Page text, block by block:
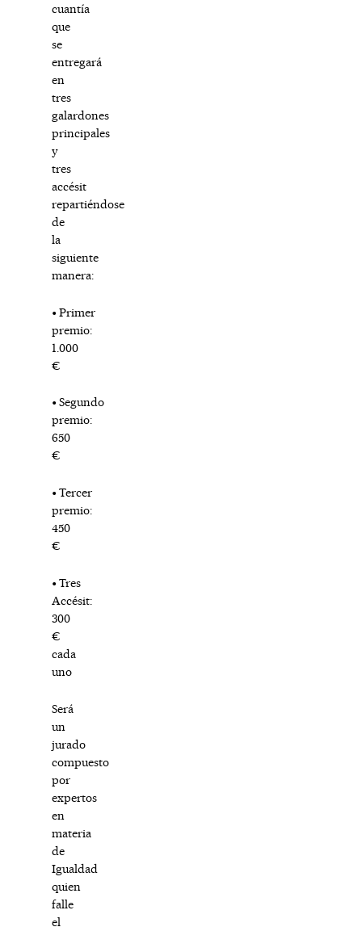
cuantía
que
se
entregará
en
tres
galardones
principales
y
tres
accésit
repartiéndose
de
la
siguiente
manera:
• Primer
premio:
1.000
€
• Segundo
premio:
650
€
• Tercer
premio:
450
€
• Tres
Accésit:
300
€
cada
uno
Será
un
jurado
compuesto
por
expertos
en
materia
de
Igualdad
quien
falle
el